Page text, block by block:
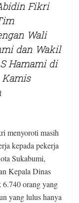
Fikri
Wali
dan Wakil
Hamami di
menyoroti masih
kepada pekerja
Sukabumi,
Kepala Dinas
6.740 orang yang
yang lulus hanya